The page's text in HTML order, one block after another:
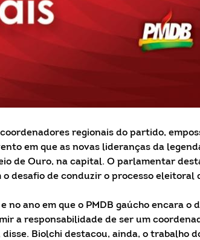
regionais do partido,
em que as novas lideranças da
de Ouro, na capital. O parlamentar
desafio de conduzir o processo eleitoral
ano em que o PMDB gaúcho encara o
a responsabilidade de ser um
Biolchi destacou, ainda, o trabalho